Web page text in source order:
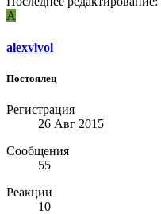
A
alexvlvol
Постоялец
Регистрация
26 Авг 2015
Сообщения
55
Реакции
10